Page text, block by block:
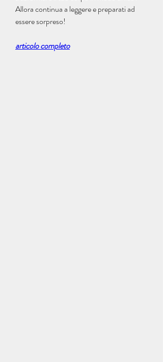
Allora continua a leggere e preparati ad
essere sorpreso!
articolo completo